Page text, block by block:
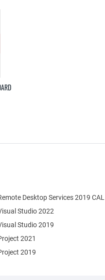
Desktop Services 2019 CAL
Studio 2022
Studio 2019
2021
2019